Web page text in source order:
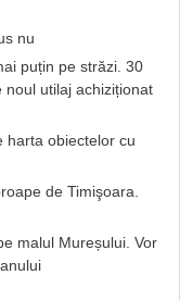
nu
puțin pe străzi. 30
utilaj achiziționat
harta obiectelor cu
de Timişoara.
malul Mureșului. Vor